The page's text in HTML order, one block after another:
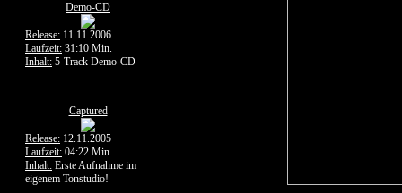
Demo-CD
Release: 11.11.2006
Laufzeit: 31:10 Min.
Inhalt: 5-Track Demo-CD
Captured
Release: 12.11.2005
Laufzeit: 04:22 Min.
Inhalt: Erste Aufnahme im
eigenem Tonstudio!